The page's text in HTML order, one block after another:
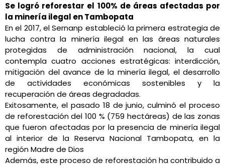
Se logró reforestar el 100% de áreas afectadas por
la minería ilegal en Tambopata
En el 2017, el Sernanp estableció la primera estrategia de
lucha contra la minería ilegal en las áreas naturales
protegidas de administración nacional, la cual
contempla cuatro acciones estratégicas: interdicción,
mitigación del avance de la minería ilegal, el desarrollo
de actividades económicas sostenibles y la
recuperación de áreas degradadas.
Exitosamente, el pasado 18 de junio, culminó el proceso
de reforestación del 100 % (759 hectáreas) de las zonas
que fueron afectadas por la presencia de minería ilegal
al interior de la Reserva Nacional Tambopata, en la
región Madre de Dios
Además, este proceso de reforestación ha contribuido a